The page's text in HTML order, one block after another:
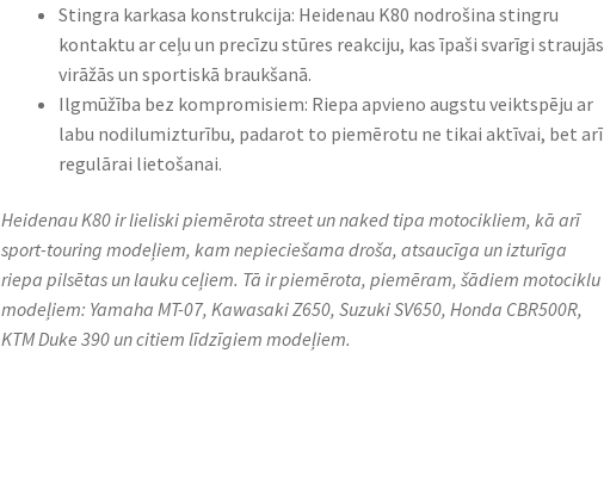
Stingra karkasa konstrukcija: Heidenau K80 nodrošina stingru
kontaktu ar ceļu un precīzu stūres reakciju, kas īpaši svarīgi straujās
virāžās un sportiskā braukšanā.
Ilgmūžība bez kompromisiem: Riepa apvieno augstu veiktspēju ar
labu nodilumizturību, padarot to piemērotu ne tikai aktīvai, bet arī
regulārai lietošanai.
Heidenau K80 ir lieliski piemērota street un naked tipa motocikliem, kā arī
sport-touring modeļiem, kam nepieciešama droša, atsaucīga un izturīga
riepa pilsētas un lauku ceļiem. Tā ir piemērota, piemēram, šādiem motociklu
modeļiem: Yamaha MT-07, Kawasaki Z650, Suzuki SV650, Honda CBR500R,
KTM Duke 390 un citiem līdzīgiem modeļiem.